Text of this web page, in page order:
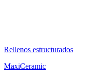
Rellenos estructurados
MaxiCeramic